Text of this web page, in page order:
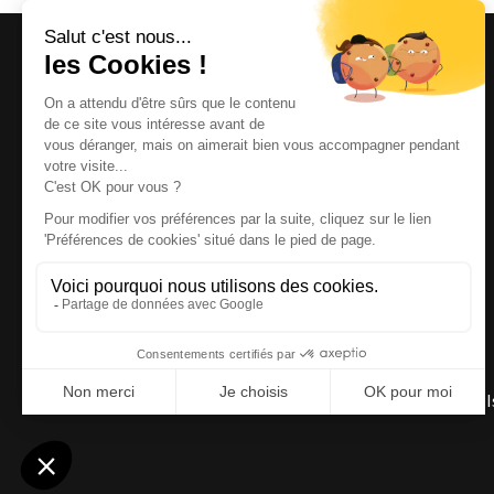
Magazine et site internet culturels varois.
Termes et conditions
|Gestion des cookies Réalisation